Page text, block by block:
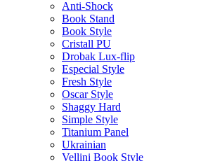
Anti-Shock
Book Stand
Book Style
Cristall PU
Drobak Lux-flip
Especial Style
Fresh Style
Oscar Style
Shaggy Hard
Simple Style
Titanium Panel
Ukrainian
Vellini Book Style